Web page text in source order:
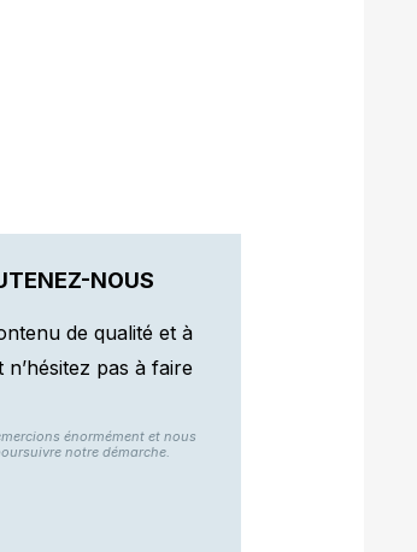
NOUS
de qualité et à
pas à faire
énormément et nous
notre démarche.